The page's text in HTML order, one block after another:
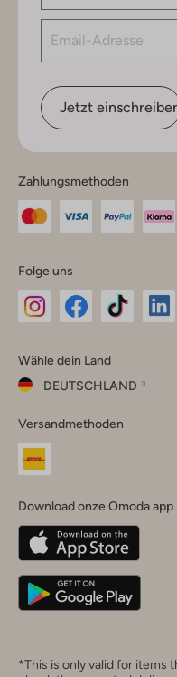
Jetzt
Zahlungsmethoden
Folge uns
Instagram
Facebook
TikTok
Wähle dein Land
DEUTSCHLAND
dein
Land
Belgique
Deutschland
Versandmethoden
Download onze Omoda app
*This is only valid for items